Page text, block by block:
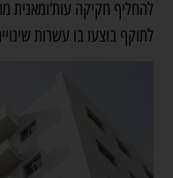
להחליף חקיקה
לתוקף בוצעו בו עשרות